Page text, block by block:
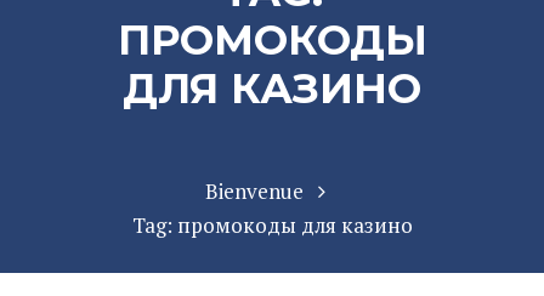
ПРОМОКОДЫ
ДЛЯ КАЗИНО
Bienvenue
Tag: промокоды для казино